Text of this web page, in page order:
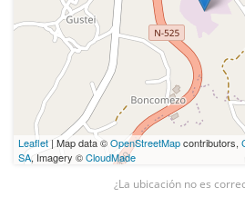
Leaflet| Map data ©OpenStreetMapcontributors,
SA, Imagery ©CloudMade
¿La ubicación no es